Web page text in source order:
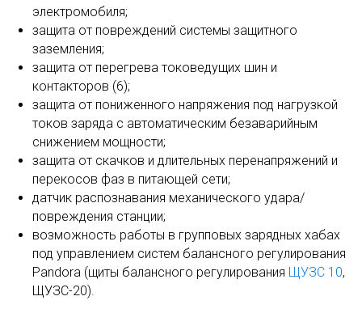
электромобиля;
защита от повреждений системы защитного
заземления;
защита от перегрева токоведущих шин и
контакторов (6);
защита от пониженного напряжения под нагрузкой
токов заряда с автоматическим безаварийным
снижением мощности;
защита от скачков и длительных перенапряжений и
перекосов фаз в питающей сети;
датчик распознавания механического удара/
повреждения станции;
возможность работы в групповых зарядных хабах
под управлением систем балансного регулирования
Pandora (щиты балансного регулирования ЩУЗС 10,
ЩУЗС-20).